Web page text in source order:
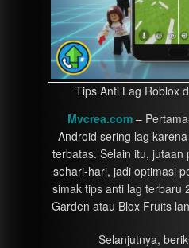
Tips Anti Lag Roblox
Mvcrea.com–
Android sering lag
terbatas. Selain itu, jutaan
sehari-hari, jadi optimasi
simak tips anti lag terbaru
Garden atau Blox Fruits
Selanjutnya,